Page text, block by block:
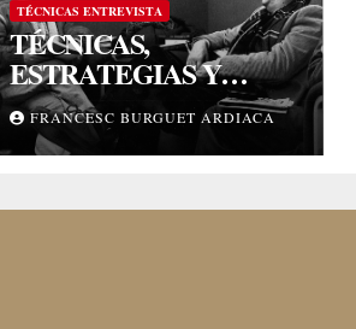
TÉCNICAS ENTREVISTA
TÉCNICAS,
ESTRATEGIAS Y
PODER DE LA
ENTREVISTA (01)
FRANCESC BURGUET ARDIACA